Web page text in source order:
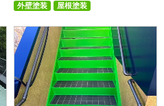
外壁塗装
屋根塗装